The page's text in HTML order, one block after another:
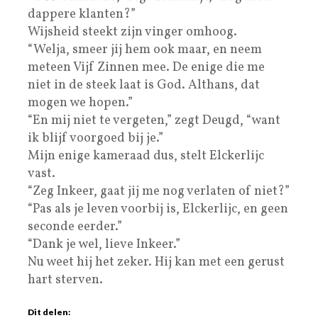
dappere klanten?”
Wijsheid steekt zijn vinger omhoog.
“Welja, smeer jij hem ook maar, en neem
meteen Vijf Zinnen mee. De enige die me
niet in de steek laat is God. Althans, dat
mogen we hopen.”
“En mij niet te vergeten,” zegt Deugd, “want
ik blijf voorgoed bij je.”
Mijn enige kameraad dus, stelt Elckerlijc
vast.
“Zeg Inkeer, gaat jij me nog verlaten of niet?”
“Pas als je leven voorbij is, Elckerlijc, en geen
seconde eerder.”
“Dank je wel, lieve Inkeer.”
Nu weet hij het zeker. Hij kan met een gerust
hart sterven.
Dit delen: